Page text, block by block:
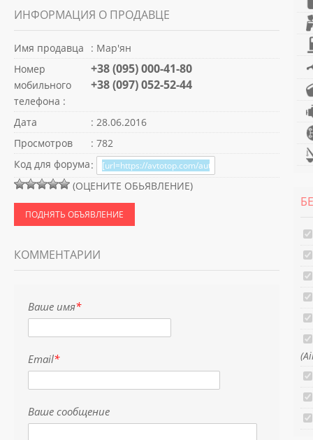
ИНФОРМАЦИЯ О ПРОДАВЦЕ
Имя продавца
: Мар'ян
Номер
мобильного
телефона :
+38 (095) 000-41-80
+38 (097) 052-52-44
Дата
: 28.06.2016
Просмотров
: 782
Код для форума:
(ОЦЕНИТЕ ОБЬЯВЛЕНИЕ)
ПОДНЯТЬ ОБЪЯВЛЕНИЕ
КОММЕНТАРИИ
Ваше имя*
Email*
Ваше сообщение